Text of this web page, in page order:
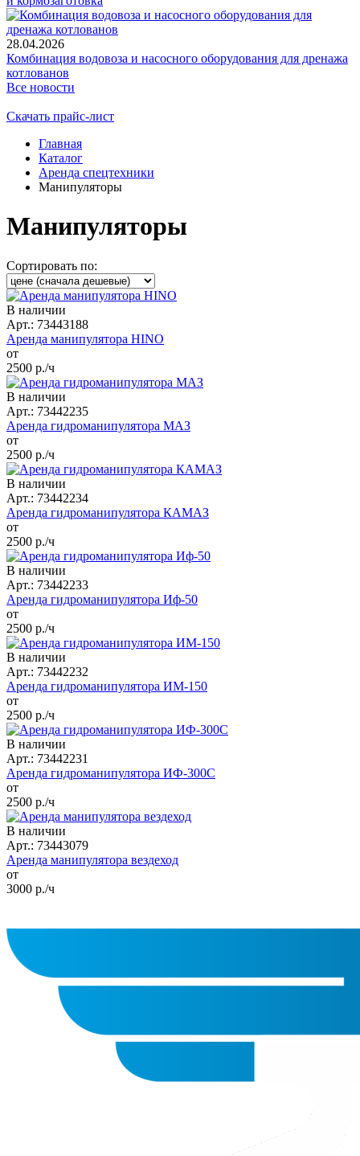
28.04.2026
Комбинация водовоза и насосного оборудования для дренажа
котлованов
Все новости
Скачать прайс-лист
Главная
Каталог
Аренда спецтехники
Манипуляторы
Манипуляторы
Сортировать по:
В наличии
Арт.: 73443188
Аренда манипулятора HINO
от
2500 р./ч
В наличии
Арт.: 73442235
Аренда гидроманипулятора МАЗ
от
2500 р./ч
В наличии
Арт.: 73442234
Аренда гидроманипулятора КАМАЗ
от
2500 р./ч
В наличии
Арт.: 73442233
Аренда гидроманипулятора Иф-50
от
2500 р./ч
В наличии
Арт.: 73442232
Аренда гидроманипулятора ИМ-150
от
2500 р./ч
В наличии
Арт.: 73442231
Аренда гидроманипулятора ИФ-300С
от
2500 р./ч
В наличии
Арт.: 73443079
Аренда манипулятора вездеход
от
3000 р./ч